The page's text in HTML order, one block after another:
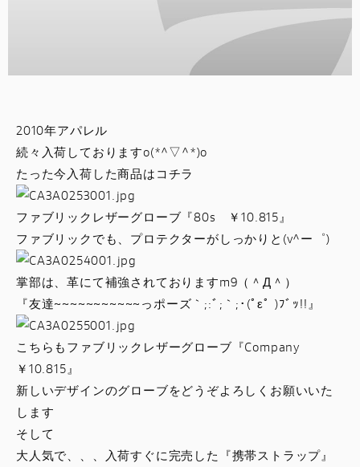
サービス
スタッフ
DUCATI OWNER’S CLUB
アパレル
コンフィギュレーター
お支払いシミュレーション
お問合せ
2010年アパレル
続々入荷しておりますo(*^▽^*)o
たった今入荷した商品はコチラ
ファブリックレザーグローブ『80s ￥10.815』
ファブリックでも、プロテクターがしっかりと(v^ー゜)
掌部は、革にて補強されておりますm9（＾Д＾）
『友達~~~~~~~~~~~っポーズ｀;:ﾞ;｀;･(ﾟεﾟ )ﾌﾞｯ!!』
こちらもファブリックレザーグローブ『Company
￥10.815』
新しいデザインのグローブをどうぞよろしくお願いいた
します
そして
大人気で、、、入荷すぐに完売した『携帯ストラップ』